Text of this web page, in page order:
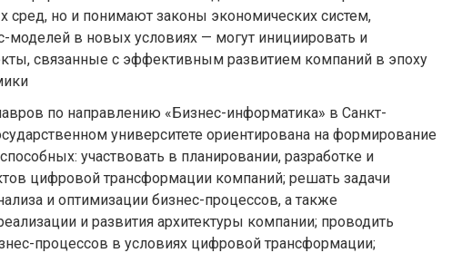
сред, но и понимают законы экономических систем,
моделей в новых условиях — могут инициировать и
связанные с эффективным развитием компаний в эпоху
по направлению «Бизнес-информатика» в Санкт-
университете ориентирована на формирование
участвовать в планировании, разработке и
цифровой трансформации компаний; решать задачи
и оптимизации бизнес-процессов, а также
и развития архитектуры компании; проводить
процессов в условиях цифровой трансформации;